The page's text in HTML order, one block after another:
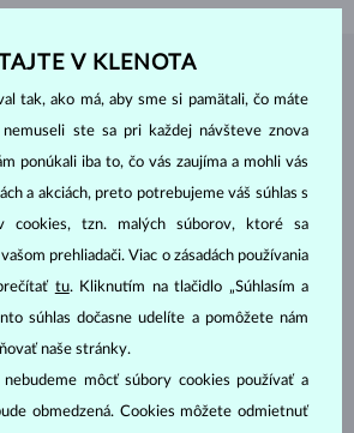
V KLENOTA
tak, ako má, aby sme si pamätali, čo máte
ste sa pri každej návšteve znova
ponúkali iba to, čo vás zaujíma a mohli vás
a akciách, preto potrebujeme váš súhlas s
cookies, tzn. malých súborov, ktoré sa
prehliadači. Viac o zásadách používania
tu. Kliknutím na tlačidlo „Súhlasím a
súhlas dočasne udelíte a pomôžete nám
naše stránky.
môcť súbory cookies používať a
obmedzená. Cookies môžete odmietnuť